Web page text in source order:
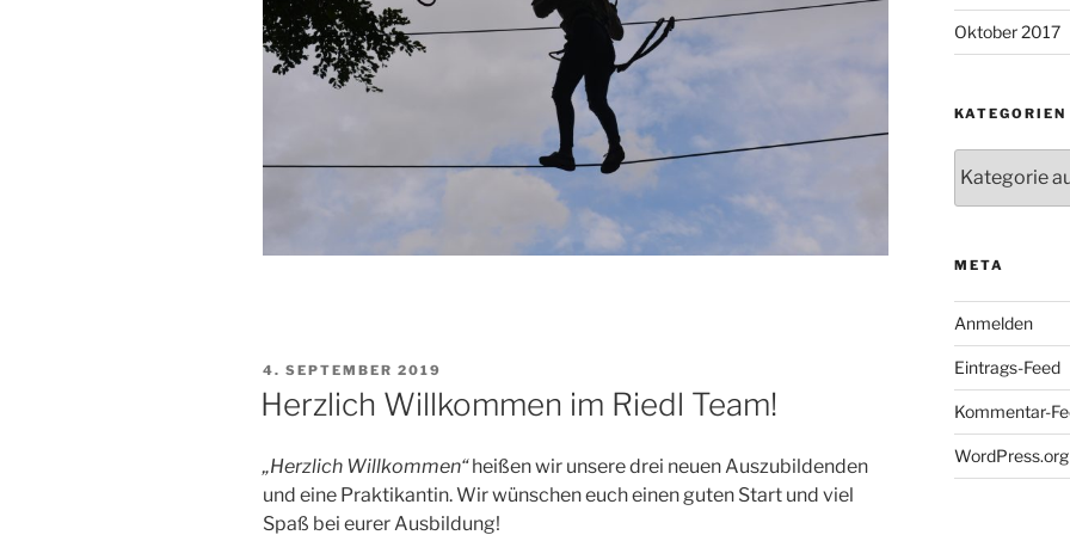
VERÖFFENTLICHT
AM
4. SEPTEMBER 2019
Herzlich Willkommen im Riedl Team!
„Herzlich Willkommen“heißen wir unsere drei neuen Auszubildenden
und eine Praktikantin. Wir wünschen euch einen guten Start und viel
Spaß bei eurer Ausbildung!
Oktober 2017
KATEGORIEN
META
Anmelden
Eintrags-Feed
Kommentar-
WordPress.org